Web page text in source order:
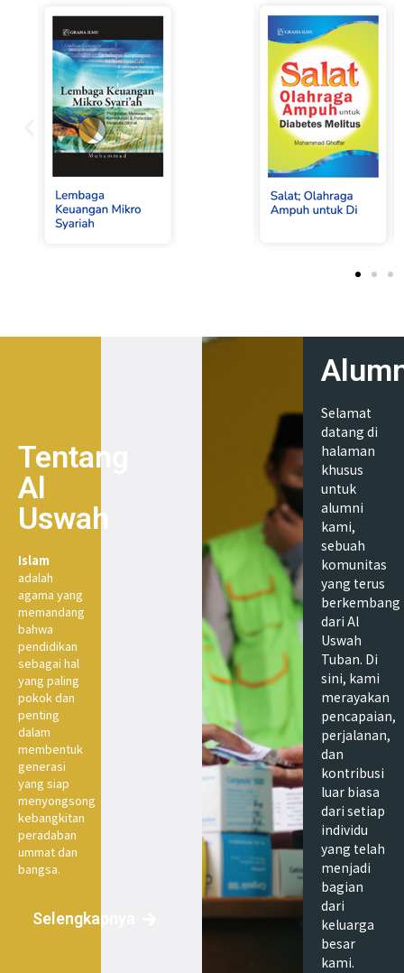
Tentang
Al
Uswah
Islam
adalah
agama yang
memandang
bahwa
pendidikan
sebagai hal
yang paling
pokok dan
penting
dalam
membentuk
generasi
yang siap
menyongsong
kebangkitan
peradaban
ummat dan
bangsa.
Selengkapnya
Selamat
datang di
halaman
khusus
untuk
alumni
kami,
sebuah
komunitas
yang terus
berkembang
dari Al
Uswah
Tuban. Di
sini, kami
merayakan
pencapaian,
perjalanan,
dan
kontribusi
luar biasa
dari setiap
individu
yang telah
menjadi
bagian
dari
keluarga
besar
kami.